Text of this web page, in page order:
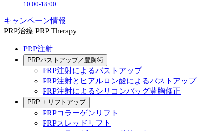
10:00-18:00
キャンペーン情報
PRP治療 PRP Therapy
PRP注射
PRPバストアップ／豊胸術
PRP注射によるバストアップ
PRP注射とヒアルロン酸によるバストアップ
PRP注射によるシリコンバッグ豊胸修正
PRP + リフトアップ
PRPコラーゲンリフト
PRPスレッドリフト